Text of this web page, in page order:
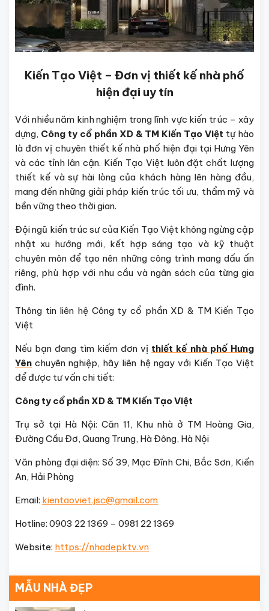
Kiến Tạo Việt – Đơn vị thiết kế nhà phố
hiện đại uy tín
Với nhiều năm kinh nghiệm trong lĩnh vực kiến trúc – xây
dựng, Công ty cổ phần XD & TM Kiến Tạo Việt tự hào
là đơn vị chuyên thiết kế nhà phố hiện đại tại Hưng Yên
và các tỉnh lân cận. Kiến Tạo Việt luôn đặt chất lượng
thiết kế và sự hài lòng của khách hàng lên hàng đầu,
mang đến những giải pháp kiến trúc tối ưu, thẩm mỹ và
bền vững theo thời gian.
Đội ngũ kiến trúc sư của Kiến Tạo Việt không ngừng cập
nhật xu hướng mới, kết hợp sáng tạo và kỹ thuật
chuyên môn để tạo nên những công trình mang dấu ấn
riêng, phù hợp với nhu cầu và ngân sách của từng gia
đình.
Thông tin liên hệ Công ty cổ phần XD & TM Kiến Tạo
Việt
Nếu bạn đang tìm kiếm đơn vị thiết kế nhà phố Hưng
Yên chuyên nghiệp, hãy liên hệ ngay với Kiến Tạo Việt
để được tư vấn chi tiết:
Công ty cổ phần XD & TM Kiến Tạo Việt
Trụ sở tại Hà Nội: Căn 11, Khu nhà ở TM Hoàng Gia,
Đường Cầu Đơ, Quang Trung, Hà Đông, Hà Nội
Văn phòng đại diện: Số 39, Mạc Đĩnh Chi, Bắc Sơn, Kiến
An, Hải Phòng
Email: kientaoviet.jsc@gmail.com
Hotline: 0903 22 1369 – 0981 22 1369
Website: https://nhadepktv.vn
MẪU NHÀ ĐẸP